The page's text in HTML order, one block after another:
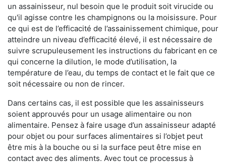
un assainisseur, nul besoin que le produit soit virucide ou
qu'il agisse contre les champignons ou la moisissure. Pour
ce qui est de l’efficacité de l’assainissement chimique, pour
atteindre un niveau d’efficacité élevé, il est nécessaire de
suivre scrupuleusement les instructions du fabricant en ce
qui concerne la dilution, le mode d’utilisation, la
température de l’eau, du temps de contact et le fait que ce
soit nécessaire ou non de rincer.
Dans certains cas, il est possible que les assainisseurs
soient approuvés pour un usage alimentaire ou non
alimentaire. Pensez à faire usage d’un assainisseur adapté
pour objet ou pour surfaces alimentaires si l’objet peut
être mis à la bouche ou si la surface peut être mise en
contact avec des aliments. Avec tout ce processus à